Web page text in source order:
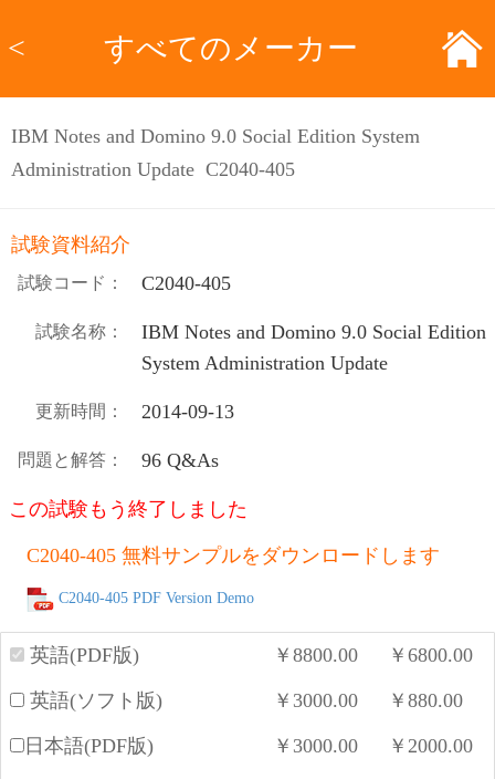
< すべてのメーカー
IBM Notes and Domino 9.0 Social Edition System
Administration Update C2040-405
試験資料紹介
試験コード： C2040-405
試験名称：
IBM Notes and Domino 9.0 Social Edition
System Administration Update
更新時間： 2014-09-13
問題と解答： 96 Q&As
この試験もう終了しました
C2040-405 無料サンプルをダウンロードします
C2040-405 PDF Version Demo
英語(PDF版) ￥ 8800.00 ￥ 6800.00
英語(ソフト版) ￥ 3000.00 ￥ 880.00
日本語(PDF版) ￥ 3000.00 ￥ 2000.00